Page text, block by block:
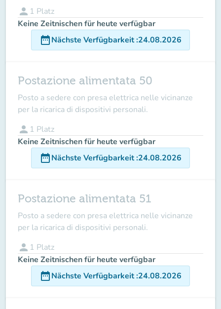
person 1 Platz
Keine Zeitnischen für heute verfügbar
date_rangeNächste Verfügbarkeit:24.08.2026
Postazione alimentata 50
Posto a sedere con presa elettrica nelle vicinanze
per la ricarica di dispositivi personali.
person 1 Platz
Keine Zeitnischen für heute verfügbar
date_rangeNächste Verfügbarkeit:24.08.2026
Postazione alimentata 51
Posto a sedere con presa elettrica nelle vicinanze
per la ricarica di dispositivi personali.
person 1 Platz
Keine Zeitnischen für heute verfügbar
date_rangeNächste Verfügbarkeit:24.08.2026